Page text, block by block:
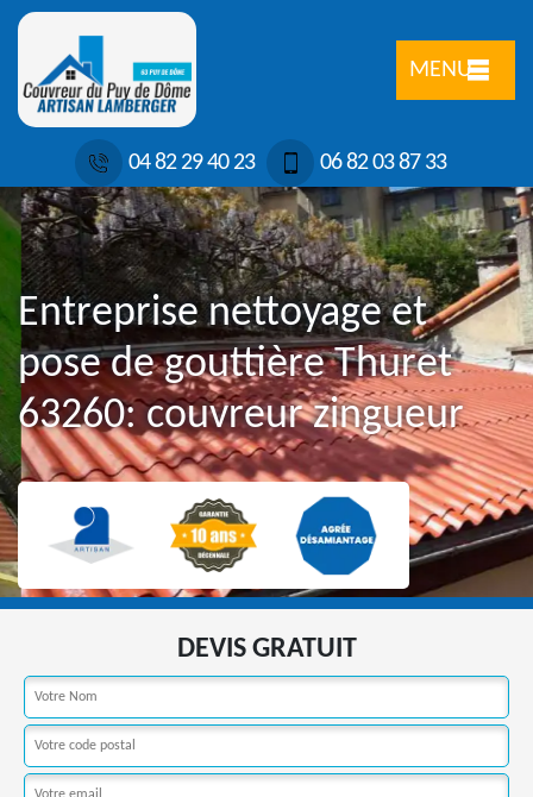
MENU
04 82 29 40 23 06 82 03 87 33
Entreprise nettoyage et
pose de gouttière Thuret
63260: couvreur zingueur
DEVIS GRATUIT